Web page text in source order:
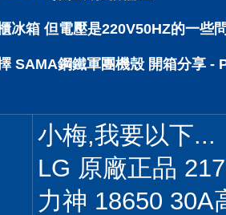
冰箱 但電壓是220V50HZ的一些
SAMA鋼鐵軍團機殼 開箱分享 -
小梅,我要以下...
LG 原廠正品
力神 18650 30A